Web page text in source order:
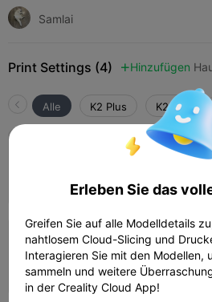
Samlai
Print Settings (4)  Hinzufügen
Alle K2 Plus K2 Pro
0.2mm layer, 2
0.16mm layer, 3
 01h 14m 
Erleben Sie das
Greifen Sie auf alle Modelldetails
nahtlosem Cloud-Slicing und
Interagieren Sie mit den Modellen,
sammeln und weitere
in der Creality Cloud App!